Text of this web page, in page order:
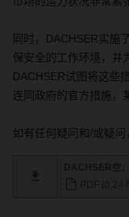
同时， DACHSER实施
保安全的工作环境，并
DACHSER试图将这些
连同政府的官方措施，
如有任何疑问和/或疑问